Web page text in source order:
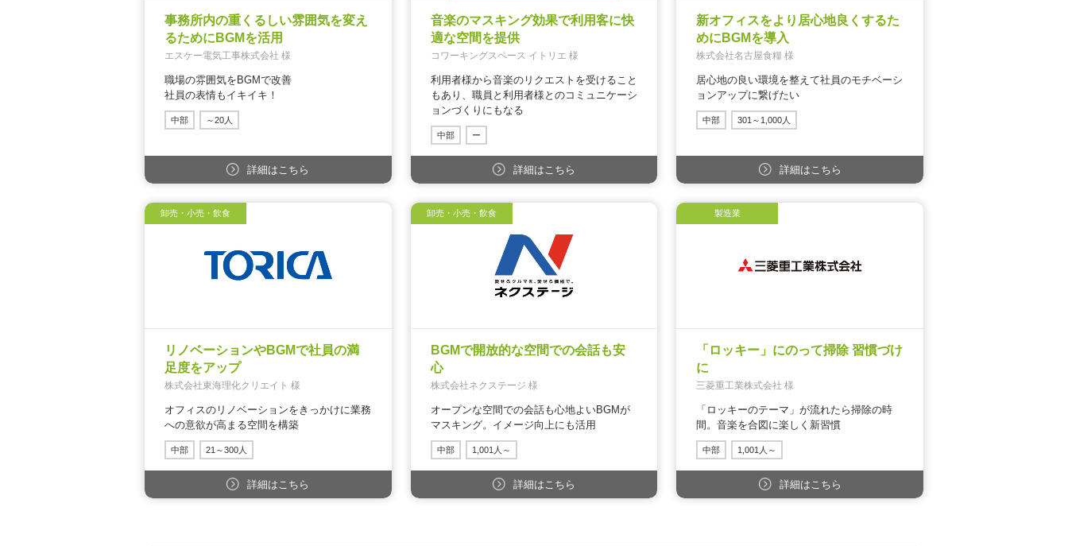
事務所内の重くるしい雰囲気を変え
るためにBGMを活用
エスケー電気工事株式会社 様
職場の雰囲気をBGMで改善
社員の表情もイキイキ！
中部 ～20人
詳細はこちら
音楽のマスキング効果で利用客に快
適な空間を提供
コワーキングスペース イトリエ 様
利用者様から音楽のリクエストを受けること
もあり、職員と利用者様とのコミュニケーシ
ョンづくりにもなる
中部 ー
詳細はこちら
新オフィスをより居心地良くするた
めにBGMを導入
株式会社名古屋食糧 様
居心地の良い環境を整えて社員のモチベーシ
ョンアップに繋げたい
中部 301～1,000人
詳細はこちら
卸売・小売・飲食
リノベーションやBGMで社員の満
足度をアップ
株式会社東海理化クリエイト 様
オフィスのリノベーションをきっかけに業務
への意欲が高まる空間を構築
中部 21～300人
詳細はこちら
卸売・小売・飲食
BGMで開放的な空間での会話も安
心
株式会社ネクステージ 様
オープンな空間での会話も心地よいBGMが
マスキング。イメージ向上にも活用
中部 1,001人～
詳細はこちら
製造業
「ロッキー」にのって掃除 習慣づけ
に
三菱重工業株式会社 様
「ロッキーのテーマ」が流れたら掃除の時
間。音楽を合図に楽しく新習慣
中部 1,001人～
詳細はこちら